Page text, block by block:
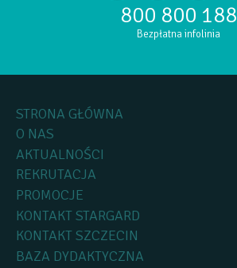
800 800 188
Bezpłatna infolinia
STRONA GŁÓWNA
O NAS
AKTUALNOŚCI
REKRUTACJA
PROMOCJE
KONTAKT STARGARD
KONTAKT SZCZECIN
BAZA DYDAKTYCZNA